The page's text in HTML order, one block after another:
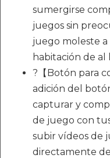
sumergirse
juegos sin
juego moleste a
habitación de al
?【Botón para
adición del
capturar y
de juego con
subir vídeos de
directamente